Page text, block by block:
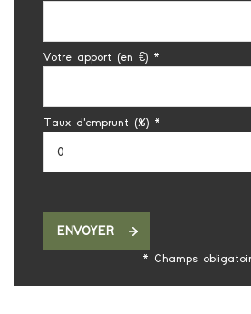
Votre apport (en €) *
Taux d'emprunt (%) *
ENVOYER
* Champs